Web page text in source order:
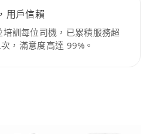
用戶信賴
培訓每位司機，已累積服務超
，滿意度高達 99%。